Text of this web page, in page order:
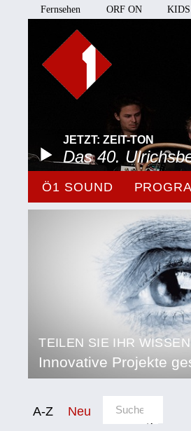
Fernsehen ORF ON KIDS
JETZT: ZEIT-TON
Das 40.
Ö1 SOUND
TEILEN SIE IHR
Innovative Projekte
Sortierung/Filter
A-Z Neu Kategorie